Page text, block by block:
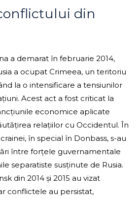
din
a demarat în februarie 2014,
a ocupat Crimeea, un teritoriu
la o intensificare a tensiunilor
Acest act a fost criticat la
economice aplicate
relațiilor cu Occidentul. În
în special în Donbass, s-au
între forțele guvernamentale
separatiste susținute de Rusia.
din 2014 și 2015 au vizat
conflictele au persistat,